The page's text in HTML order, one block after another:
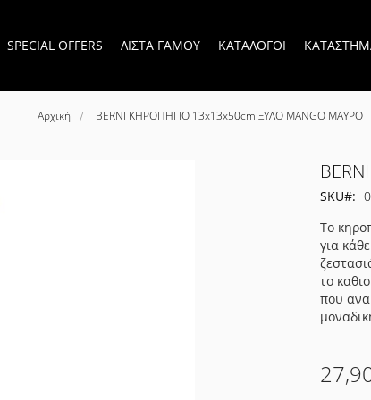
SPECIAL OFFERS ΛΙΣΤΑ ΓΑΜΟΥ ΚΑΤΑΛΟΓΟΙ
Αρχική BERNI ΚΗΡΟΠΗΓΙΟ 13x13x50cm ΞΥΛΟ MANGO ΜΑΥΡΟ
SKU
Το
για
το
που